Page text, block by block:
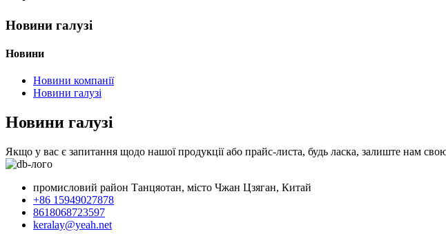
Новини галузі
Новини
Новини компанії
Новини галузі
Новини галузі
Якщо у вас є запитання щодо нашої продукції або прайс-листа, будь ласка, залиште нам
промисловий район Танцяотан, місто Чжан Цзяган, Китай
+86 15949027878
8618068723597
keralay@yeah.net